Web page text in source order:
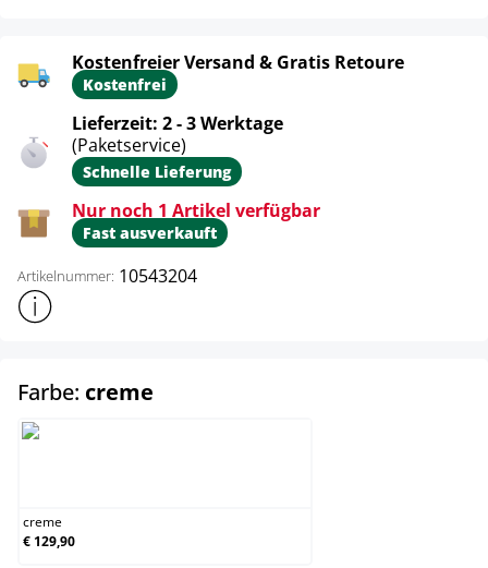
Kostenfreier Versand & Gratis Retoure
Kostenfrei
Lieferzeit: 2 - 3 Werktage
(Paketservice)
Schnelle Lieferung
Nur noch 1 Artikel verfügbar
Fast ausverkauft
Artikelnummer: 10543204
Weitere Produktinformationen anzeigen
Farbe: creme
creme
€ 129,90